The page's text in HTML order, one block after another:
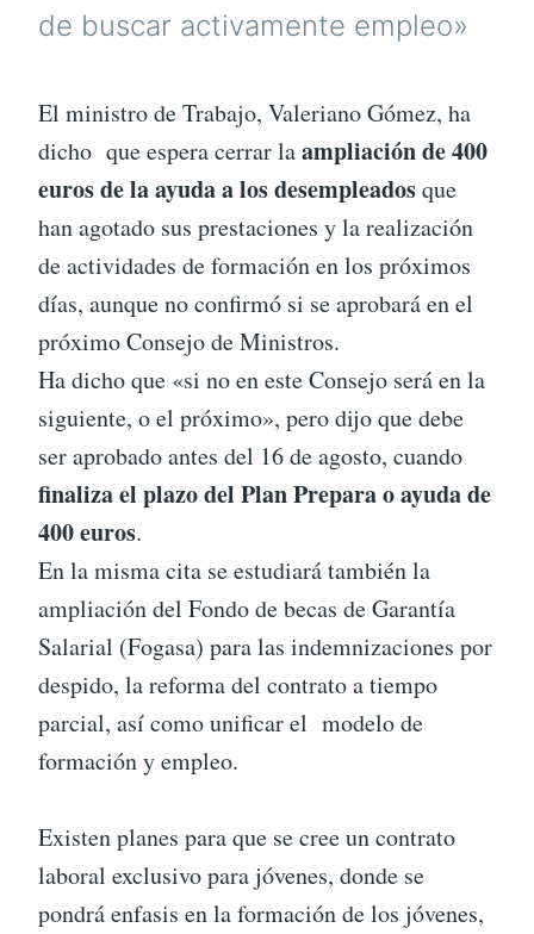
de buscar activamente empleo»
El ministro de Trabajo, Valeriano Gómez, ha
dicho que espera cerrar laampliación de 400
euros de la ayuda a los desempleadosque
han agotado sus prestaciones y la realización
de actividades de formación en los próximos
días, aunque no confirmó si se aprobará en el
próximo Consejo de Ministros.
Ha dicho que «si no en este Consejo será en la
siguiente, o el próximo», pero dijo que debe
ser aprobado antes del 16 de agosto, cuando
finaliza el plazo del Plan Prepara o ayuda de
400 euros.
En la misma cita se estudiará también la
ampliación del Fondo de becas de Garantía
Salarial (Fogasa) para las indemnizaciones por
despido, la reforma del contrato a tiempo
parcial, así como unificar el modelo de
formación y empleo.
Existen planes para que se cree un contrato
laboral exclusivo para jóvenes, donde se
pondrá enfasis en la formación de los jóvenes,